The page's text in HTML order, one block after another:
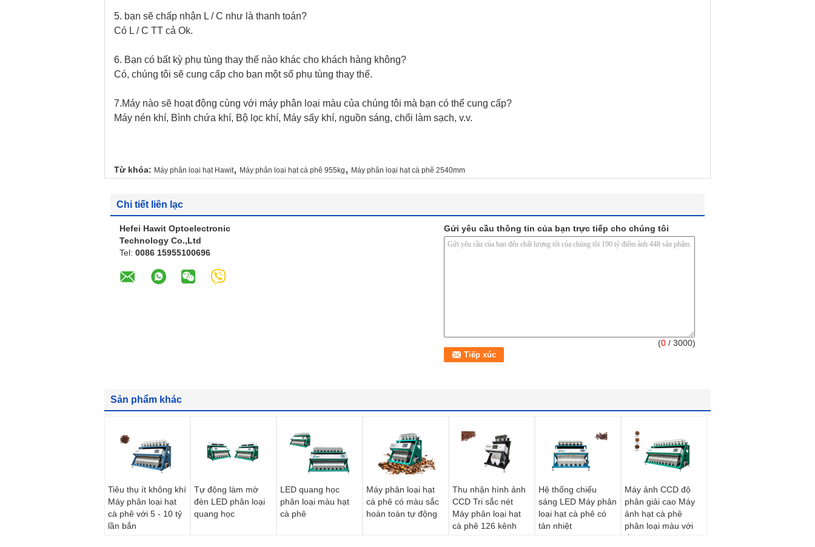
5. bạn sẽ chấp nhận L / C như là thanh toán?
Có L / C TT cả Ok.
6. Bạn có bất kỳ phụ tùng thay thế nào khác cho khách hàng không?
Có, chúng tôi sẽ cung cấp cho bạn một số phụ tùng thay thế.
7.Máy nào sẽ hoạt động cùng với máy phân loại màu của chúng tôi mà bạn có thể cung cấp?
Máy nén khí, Bình chứa khí, Bộ lọc khí, Máy sấy khí, nguồn sáng, chổi làm sạch, v.v.
Từ khóa: Máy phân loại hạt Hawit, Máy phân loại hạt cà phê 955kg , Máy phân loại hạt cà phê 2540mm
Chi tiết liên lạc
Hefei Hawit Optoelectronic
Technology Co.,Ltd
Tel: 0086 15955100696
Gửi yêu cầu thông tin của bạn trực tiếp cho chúng tôi
(0 / 3000)
Sản phẩm khác
Tiêu thụ ít không khí
Máy phân loại hạt
cà phê với 5 - 10 tỷ
lần bắn
Tự động làm mờ
đèn LED phân loại
quang học
LED quang học
phân loại màu hạt
cà phê
Máy phân loại hạt
cà phê có màu sắc
hoàn toàn tự động
Thu nhận hình ảnh
CCD Tri sắc nét
Máy phân loại hạt
cà phê 126 kênh
Hệ thống chiếu
sáng LED Máy phân
loại hạt cà phê có
tản nhiệt
Máy ảnh CCD độ
phân giải cao Máy
ảnh hạt cà phê
phân loại màu với
ống kính chuyên